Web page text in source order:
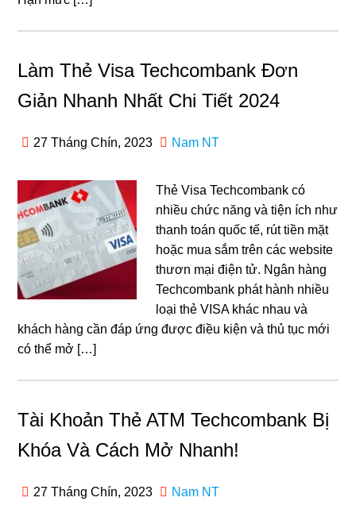
Làm Thẻ Visa Techcombank Đơn
Giản Nhanh Nhất Chi Tiết 2024
27 Tháng Chín, 2023 Nam NT
Thẻ Visa Techcombank có
nhiều chức năng và tiện ích như
thanh toán quốc tế, rút tiền mặt
hoặc mua sắm trên các website
thươn mại điện tử. Ngân hàng
Techcombank phát hành nhiều
loại thẻ VISA khác nhau và
khách hàng cần đáp ứng được điều kiện và thủ tục mới
có thể mở […]
Tài Khoản Thẻ ATM Techcombank Bị
Khóa Và Cách Mở Nhanh!
27 Tháng Chín, 2023 Nam NT